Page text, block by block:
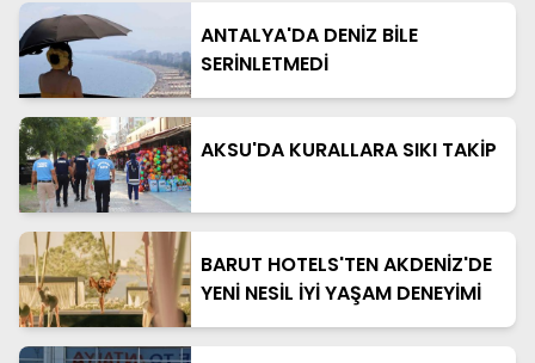
ANTALYA'DA DENİZ BİLE
SERİNLETMEDİ
AKSU'DA KURALLARA SIKI TAKİP
BARUT HOTELS'TEN AKDENİZ'DE
YENİ NESİL İYİ YAŞAM DENEYİMİ